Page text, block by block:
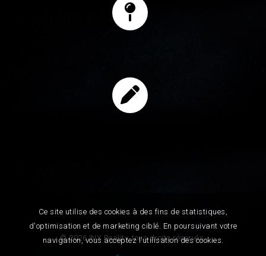
© 2026 INX Reality, tous droits réservés.
Ce site utilise des cookies à des fins de statistiques,
d'optimisation et de marketing ciblé. En poursuivant votre
navigation, vous acceptez l’utilisation des cookies.